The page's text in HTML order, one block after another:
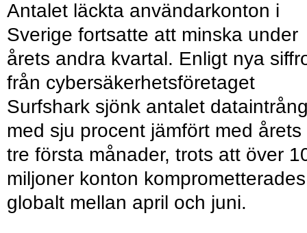
Antalet läckta användarkonton i
Sverige fortsatte att minska under
årets andra kvartal. Enligt nya
från cybersäkerhetsföretaget
Surfshark sjönk antalet
med sju procent jämfört med årets
tre första månader, trots att över
miljoner konton komprometterades
globalt mellan april och juni.